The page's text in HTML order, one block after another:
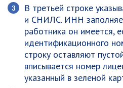
В третьей строке
и СНИЛС. ИНН
работника он имеется,
идентификационного
строку оставляют
вписывается номер
указанный в зеленой